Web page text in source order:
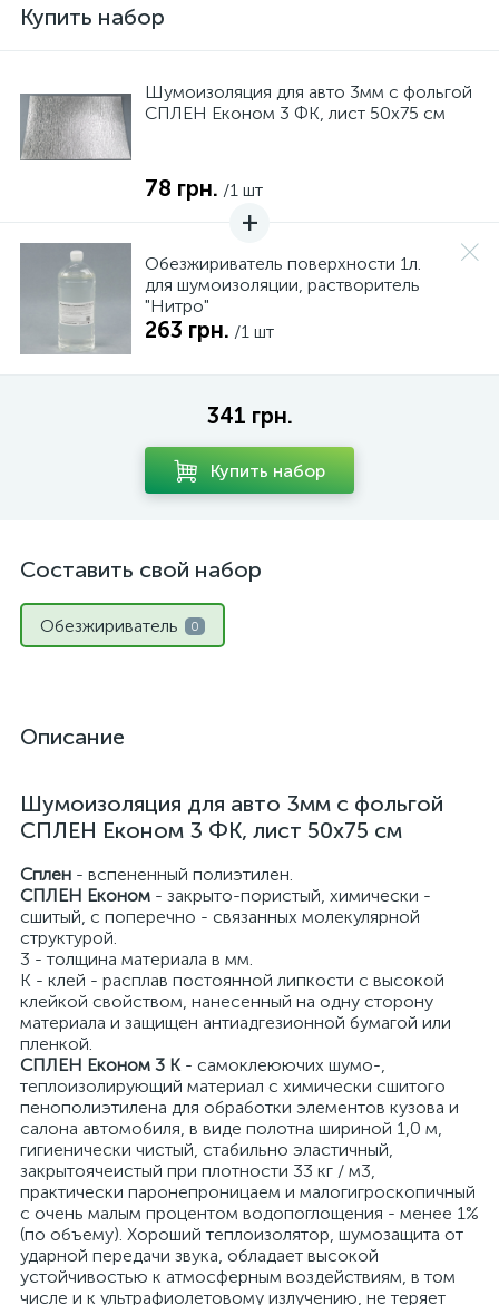
Купить набор
Шумоизоляция для авто 3мм с фольгой
СПЛЕН Економ 3 ФК, лист 50х75 см
78 грн. /1 шт
Обезжириватель поверхности 1л.
для шумоизоляции, растворитель
"Нитро"
263 грн. /1 шт
341 грн.
Купить набор
Составить свой набор
Обезжириватель 0
Описание
Шумоизоляция для авто 3мм с фольгой
СПЛЕН Економ 3 ФК, лист 50х75 см
Сплен - вспененный полиэтилен.
СПЛЕН Економ - закрыто-пористый, химически -
сшитый, с поперечно - связанных молекулярной
структурой.
3 - толщина материала в мм.
К - клей - расплав постоянной липкости с высокой
клейкой свойством, нанесенный на одну сторону
материала и защищен антиадгезионной бумагой или
пленкой.
СПЛЕН Економ 3 К - самоклеюючих шумо-,
теплоизолирующий материал с химически сшитого
пенополиэтилена для обработки элементов кузова и
салона автомобиля, в виде полотна шириной 1,0 м,
гигиенически чистый, стабильно эластичный,
закрытоячеистый при плотности 33 кг / м3,
практически паронепроницаем и малогигроскопичный
с очень малым процентом водопоглощения - менее 1%
(по объему). Хороший теплоизолятор, шумозащита от
ударной передачи звука, обладает высокой
устойчивостью к атмосферным воздействиям, в том
числе и к ультрафиолетовому излучению, не теряет